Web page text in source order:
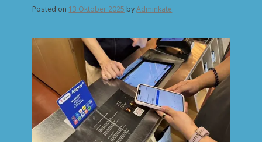
Posted on 13 Oktober 2025 byAdminkate